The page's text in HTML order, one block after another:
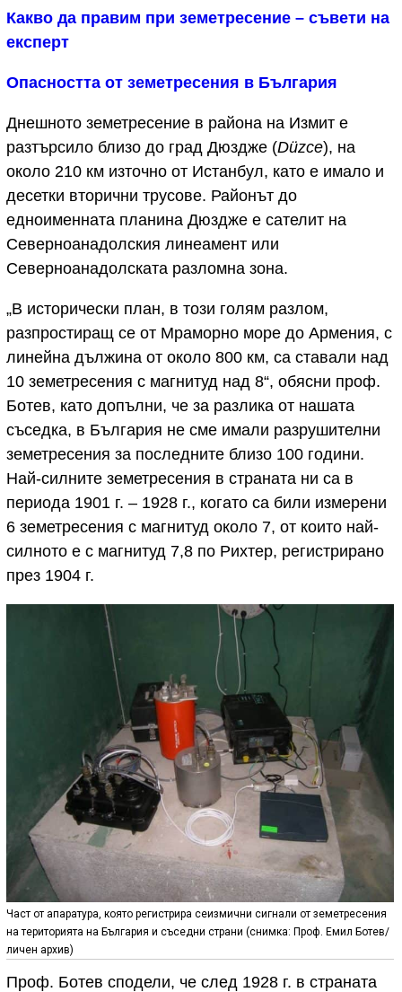
Какво да правим при земетресение – съвети на
експерт
Опасността от земетресения в България
Днешното земетресение в района на Измит е
разтърсило близо до град Дюздже (Düzce), на
около 210 км източно от Истанбул, като е имало и
десетки вторични трусове. Районът до
едноименната планина Дюздже е сателит на
Северноанадолския линеамент или
Северноанадолската разломна зона.
„В исторически план, в този голям разлом,
разпростиращ се от Мраморно море до Армения, с
линейна дължина от около 800 км, са ставали над
10 земетресения с магнитуд над 8“, обясни проф.
Ботев, като допълни, че за разлика от нашата
съседка, в България не сме имали разрушителни
земетресения за последните близо 100 години.
Най-силните земетресения в страната ни са в
периода 1901 г. – 1928 г., когато са били измерени
6 земетресения с магнитуд около 7, от които най-
силното е с магнитуд 7,8 по Рихтер, регистрирано
през 1904 г.
Част от апаратура, която регистрира сеизмични сигнали от земетресения
на територията на България и съседни страни (снимка: Проф. Емил Ботев/
личен архив)
Проф. Ботев сподели, че след 1928 г. в страната